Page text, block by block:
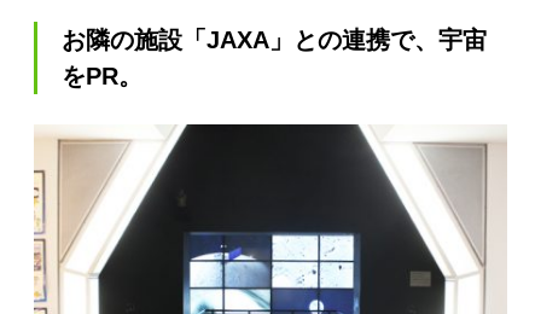
お隣の施設「JAXA」との連携で、宇宙
をPR。